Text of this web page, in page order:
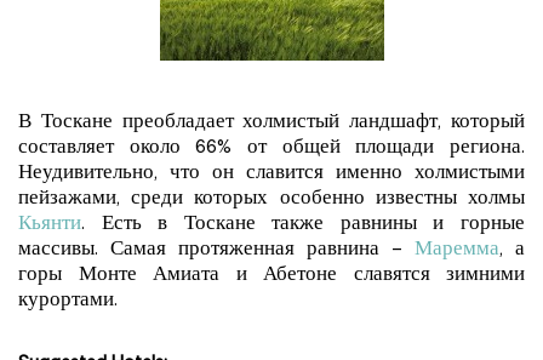
В Тоскане преобладает холмистый ландшафт, который
составляет около 66% от общей площади региона.
Неудивительно, что он славится именно холмистыми
пейзажами, среди которых особенно известны холмы
Кьянти. Есть в Тоскане также равнины и горные
массивы. Самая протяженная равнина – Маремма, а
горы Монте Амиата и Абетоне славятся зимними
курортами.